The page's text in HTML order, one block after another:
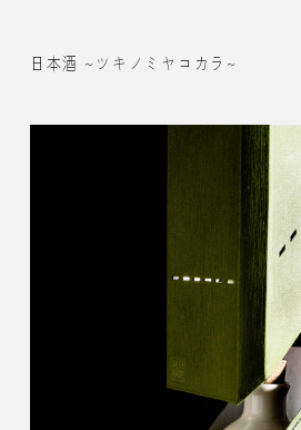
日本酒 ~ツキノミヤコカラ~